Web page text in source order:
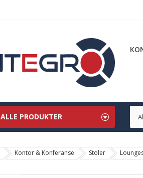
ALLE PRODUKTER
Kontor & Konferanse Stoler